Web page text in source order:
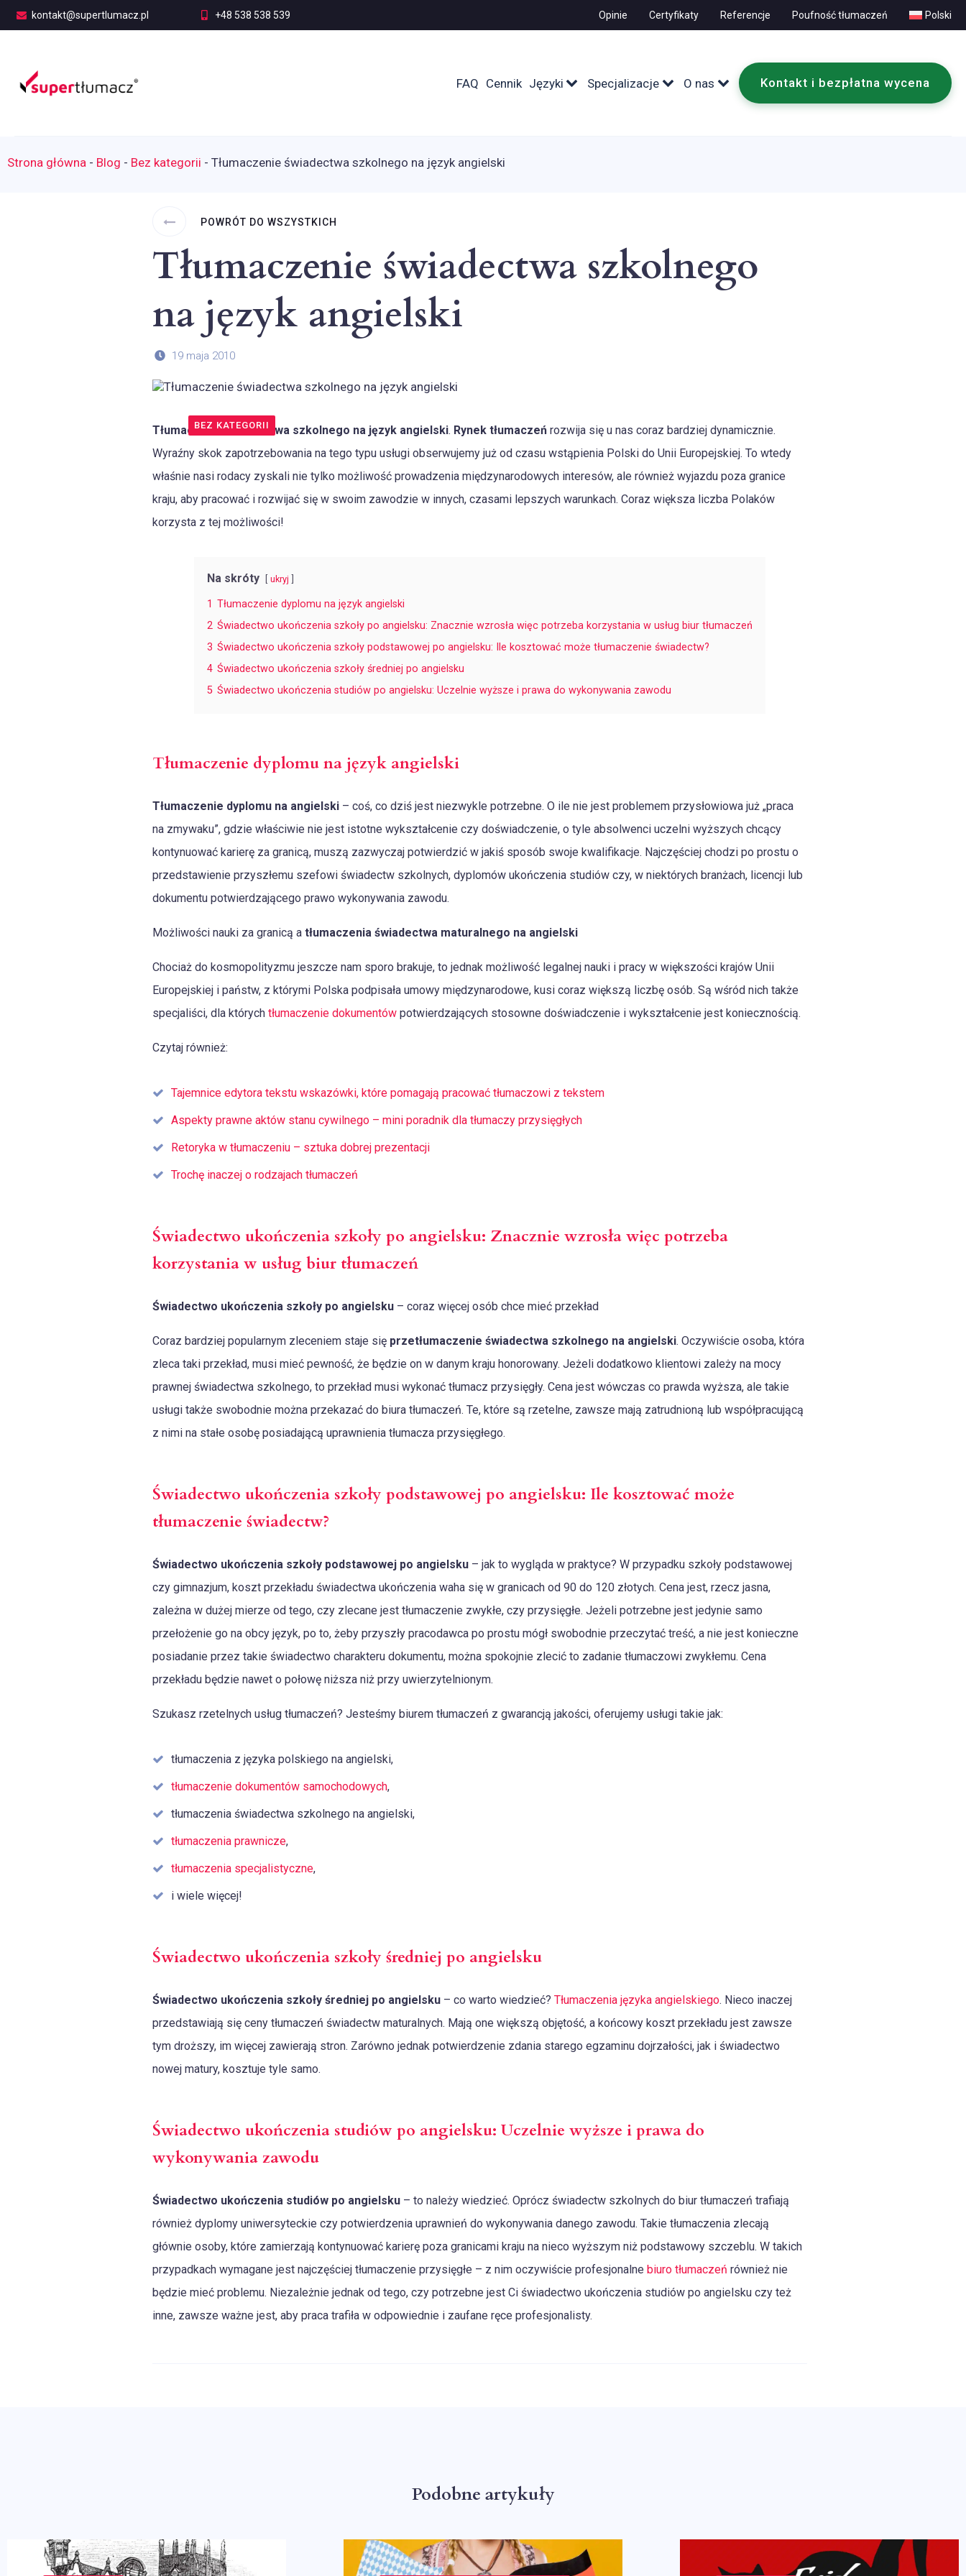
kontakt@supertlumacz.pl +48 538 538 539 Opinie Certyfikaty Referencje Poufność tłumaczeń Polski
FAQ Cennik Języki Specjalizacje O nas Kontakt i bezpłatna wycena
Strona główna - Blog - Bez kategorii - Tłumaczenie świadectwa szkolnego na język angielski
POWRÓT DO WSZYSTKICH
Tłumaczenie świadectwa szkolnego
na język angielski
19 maja 2010
BEZ KATEGORII
Tłumaczenie świadectwa szkolnego na język angielski. Rynek tłumaczeńrozwija się u nas coraz bardziej dynamicznie.
Wyraźny skok zapotrzebowania na tego typu usługi obserwujemy już od czasu wstąpienia Polski do Unii Europejskiej. To wtedy
właśnie nasi rodacy zyskali nie tylko możliwość prowadzenia międzynarodowych interesów, ale również wyjazdu poza granice
kraju, aby pracować i rozwijać się w swoim zawodzie w innych, czasami lepszych warunkach. Coraz większa liczba Polaków
korzysta z tej możliwości!
Na skróty ukryj
1 Tłumaczenie dyplomu na język angielski
2 Świadectwo ukończenia szkoły po angielsku: Znacznie wzrosła więc potrzeba korzystania w usług biur tłumaczeń
3 Świadectwo ukończenia szkoły podstawowej po angielsku: Ile kosztować może tłumaczenie świadectw?
4 Świadectwo ukończenia szkoły średniej po angielsku
5 Świadectwo ukończenia studiów po angielsku: Uczelnie wyższe i prawa do wykonywania zawodu
Tłumaczenie dyplomu na język angielski
Tłumaczenie dyplomu na angielski– coś, co dziś jest niezwykle potrzebne. O ile nie jest problemem przysłowiowa już „praca
na zmywaku”, gdzie właściwie nie jest istotne wykształcenie czy doświadczenie, o tyle absolwenci uczelni wyższych chcący
kontynuować karierę za granicą, muszą zazwyczaj potwierdzić w jakiś sposób swoje kwalifikacje. Najczęściej chodzi po prostu o
przedstawienie przyszłemu szefowi świadectw szkolnych, dyplomów ukończenia studiów czy, w niektórych branżach, licencji lub
dokumentu potwierdzającego prawo wykonywania zawodu.
Możliwości nauki za granicą a tłumaczenia świadectwa maturalnego na angielski
Chociaż do kosmopolityzmu jeszcze nam sporo brakuje, to jednak możliwość legalnej nauki i pracy w większości krajów Unii
Europejskiej i państw, z którymi Polska podpisała umowy międzynarodowe, kusi coraz większą liczbę osób. Są wśród nich także
specjaliści, dla których tłumaczenie dokumentówpotwierdzających stosowne doświadczenie i wykształcenie jest koniecznością.
Czytaj również:
Tajemnice edytora tekstu wskazówki, które pomagają pracować tłumaczowi z tekstem
Aspekty prawne aktów stanu cywilnego – mini poradnik dla tłumaczy przysięgłych
Retoryka w tłumaczeniu – sztuka dobrej prezentacji
Trochę inaczej o rodzajach tłumaczeń
Świadectwo ukończenia szkoły po angielsku: Znacznie wzrosła więc potrzeba
korzystania w usług biur tłumaczeń
Świadectwo ukończenia szkoły po angielsku– coraz więcej osób chce mieć przekład
Coraz bardziej popularnym zleceniem staje się przetłumaczenie świadectwa szkolnego na angielski. Oczywiście osoba, która
zleca taki przekład, musi mieć pewność, że będzie on w danym kraju honorowany. Jeżeli dodatkowo klientowi zależy na mocy
prawnej świadectwa szkolnego, to przekład musi wykonać tłumacz przysięgły. Cena jest wówczas co prawda wyższa, ale takie
usługi także swobodnie można przekazać do biura tłumaczeń. Te, które są rzetelne, zawsze mają zatrudnioną lub współpracującą
z nimi na stałe osobę posiadającą uprawnienia tłumacza przysięgłego.
Świadectwo ukończenia szkoły podstawowej po angielsku: Ile kosztować może
tłumaczenie świadectw?
Świadectwo ukończenia szkoły podstawowej po angielsku– jak to wygląda w praktyce? W przypadku szkoły podstawowej
czy gimnazjum, koszt przekładu świadectwa ukończenia waha się w granicach od 90 do 120 złotych. Cena jest, rzecz jasna,
zależna w dużej mierze od tego, czy zlecane jest tłumaczenie zwykłe, czy przysięgłe. Jeżeli potrzebne jest jedynie samo
przełożenie go na obcy język, po to, żeby przyszły pracodawca po prostu mógł swobodnie przeczytać treść, a nie jest konieczne
posiadanie przez takie świadectwo charakteru dokumentu, można spokojnie zlecić to zadanie tłumaczowi zwykłemu. Cena
przekładu będzie nawet o połowę niższa niż przy uwierzytelnionym.
Szukasz rzetelnych usług tłumaczeń? Jesteśmy biurem tłumaczeń z gwarancją jakości, oferujemy usługi takie jak:
tłumaczenia z języka polskiego na angielski,
tłumaczenie dokumentów samochodowych,
tłumaczenia świadectwa szkolnego na angielski,
tłumaczenia prawnicze,
tłumaczenia specjalistyczne,
i wiele więcej!
Świadectwo ukończenia szkoły średniej po angielsku
Świadectwo ukończenia szkoły średniej po angielsku– co warto wiedzieć? Tłumaczenia języka angielskiego. Nieco inaczej
przedstawiają się ceny tłumaczeń świadectw maturalnych. Mają one większą objętość, a końcowy koszt przekładu jest zawsze
tym droższy, im więcej zawierają stron. Zarówno jednak potwierdzenie zdania starego egzaminu dojrzałości, jak i świadectwo
nowej matury, kosztuje tyle samo.
Świadectwo ukończenia studiów po angielsku: Uczelnie wyższe i prawa do
wykonywania zawodu
Świadectwo ukończenia studiów po angielsku– to należy wiedzieć. Oprócz świadectw szkolnych do biur tłumaczeń trafiają
również dyplomy uniwersyteckie czy potwierdzenia uprawnień do wykonywania danego zawodu. Takie tłumaczenia zlecają
głównie osoby, które zamierzają kontynuować karierę poza granicami kraju na nieco wyższym niż podstawowy szczeblu. W takich
przypadkach wymagane jest najczęściej tłumaczenie przysięgłe – z nim oczywiście profesjonalne biuro tłumaczeń również nie
będzie mieć problemu. Niezależnie jednak od tego, czy potrzebne jest Ci świadectwo ukończenia studiów po angielsku czy też
inne, zawsze ważne jest, aby praca trafiła w odpowiednie i zaufane ręce profesjonalisty.
Podobne artykuły